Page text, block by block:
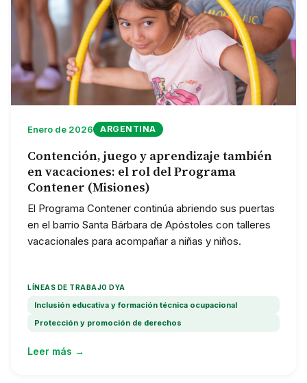
Enero de 2026 ARGENTINA
Contención, juego y aprendizaje también
en vacaciones: el rol del Programa
Contener (Misiones)
El Programa Contener continúa abriendo sus puertas
en el barrio Santa Bárbara de Apóstoles con talleres
vacacionales para acompañar a niñas y niños.
LÍNEAS DE TRABAJO DYA
Inclusión educativa y formación técnica ocupacional
Protección y promoción de derechos
Leer más →